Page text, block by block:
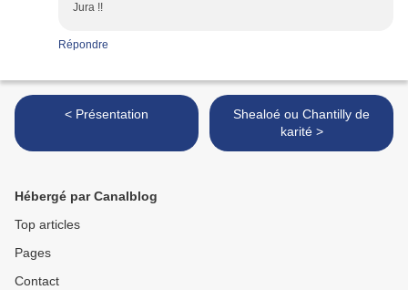
Jura !!
Répondre
< Présentation
Shealoé ou Chantilly de
karité >
Hébergé par Canalblog
Top articles
Pages
Contact